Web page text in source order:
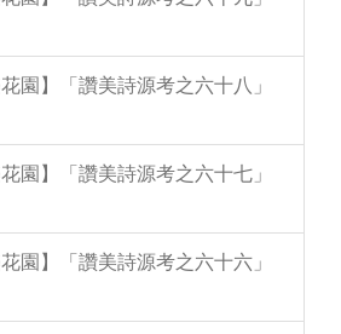
園】「讚美詩源考之六十八」
園】「讚美詩源考之六十七」
園】「讚美詩源考之六十六」